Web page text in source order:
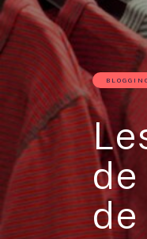
de